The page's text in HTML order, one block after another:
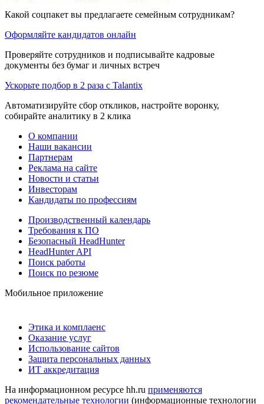
Какой соцпакет вы предлагаете семейным сотрудникам?
Оформляйте кандидатов онлайн
Проверяйте сотрудников и подписывайте кадровые
документы без бумаг и личных встреч
Ускорьте подбор в 2 раза с Talantix
Автоматизируйте сбор откликов, настройте воронку,
собирайте аналитику в 2 клика
О компании
Наши вакансии
Партнерам
Реклама на сайте
Новости и статьи
Инвесторам
Кандидаты по профессиям
Производственный календарь
Требования к ПО
Безопасный HeadHunter
HeadHunter API
Поиск работы
Поиск по резюме
Мобильное приложение
Этика и комплаенс
Оказание услуг
Использование сайтов
Защита персональных данных
ИТ аккредитация
На информационном ресурсе hh.ru применяются
рекомендательные технологии (информационные технологии